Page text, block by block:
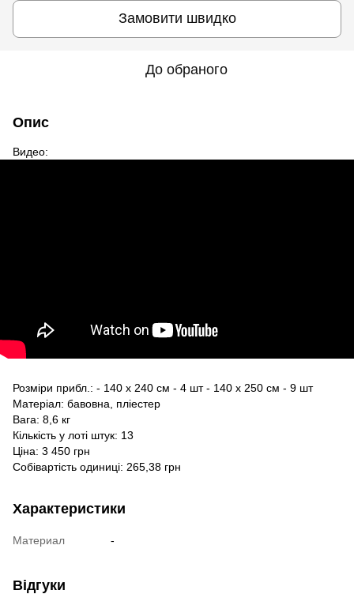
Замовити швидко
До обраного
Опис
Видео:
Розміри прибл.: - 140 х 240 см - 4 шт - 140 х 250 см - 9 шт
Матеріал: бавовна, пліестер
Вага: 8,6 кг
Кількість у лоті штук: 13
Ціна: 3 450 грн
Собівартість одиниці: 265,38 грн
Характеристики
Материал -
Відгуки